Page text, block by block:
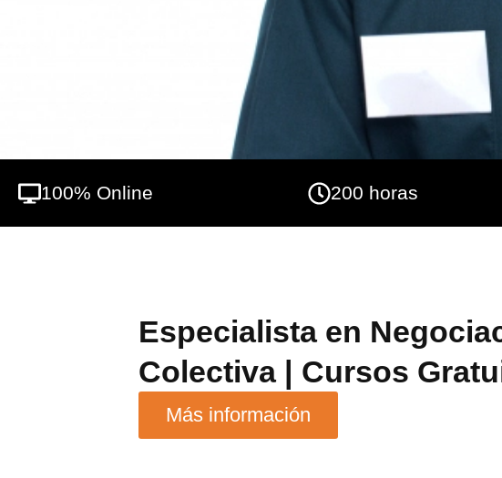
100% Online 200 horas
Especialista en
Colectiva | Cursos
Más información